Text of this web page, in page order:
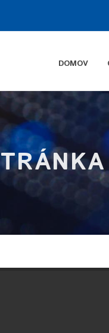
DOMOV